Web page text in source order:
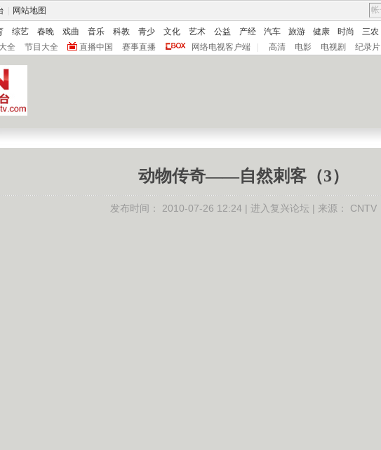
网站地图
综艺 春晚 戏曲 音乐 科教 青少 文化 艺术 公益 产经 汽车 旅游 健康 时尚 三农
全 节目大全 直播中国 赛事直播 网络电视客户端 高清 电影 电视剧 纪录片
动物传奇——自然刺客（3）
发布时间： 2010-07-26 12:24 | 进入复兴论坛 | 来源： CNTV